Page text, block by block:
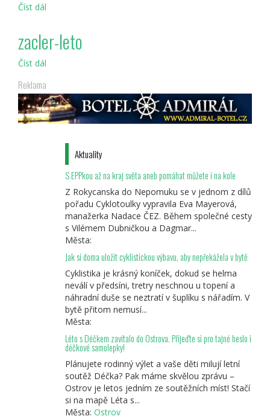
Číst dál
zacler-leto
Číst dál
Reklama
Aktuality
S EPPkou až na kraj světa aneb pomáhat můžete i na kole
Z Rokycanska do Nepomuku se v jednom z dílů
pořadu Cyklotoulky vypravila Eva Mayerová,
manažerka Nadace ČEZ. Během společné cesty
s Vilémem Dubničkou a Dagmar...
Města:
Jak si doma uložit cyklistickou výbavu, aby nepřekážela v bytě
Cyklistika je krásný koníček, dokud se helma
neválí v předsíni, tretry neschnou u topení a
náhradní duše se neztratí v šuplíku s nářadím. V
bytě přitom nemusí...
Města:
Léto s Déčkem zavítalo do Ostrova. Přijeďte si pro tajné heslo i
déčkové samolepky!
Plánujete rodinný výlet a vaše děti milují letní
soutěž Déčka? Pak máme skvělou zprávu –
Ostrov je letos jedním ze soutěžních míst! Stačí
si na mapě Léta s...
Města: Ostrov